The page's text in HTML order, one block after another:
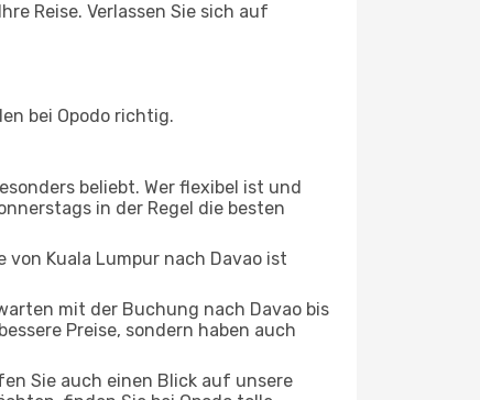
Reise. Verlassen Sie sich auf
bei Opodo richtig.
beliebt. Wer flexibel ist und
in der Regel die besten
Kuala Lumpur nach Davao ist
mit der Buchung nach Davao bis
Preise, sondern haben auch
Sie auch einen Blick auf unsere